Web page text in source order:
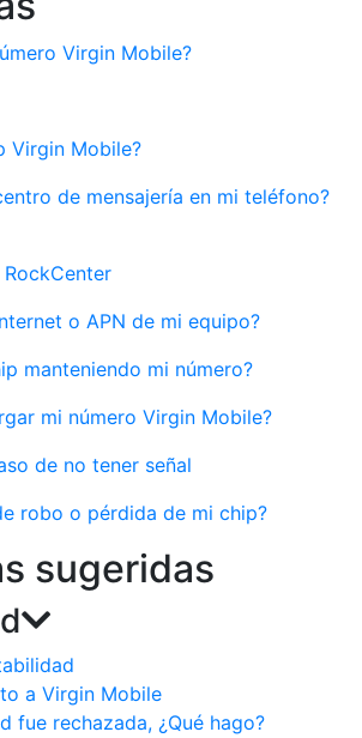
Virgin Mobile?
Virgin Mobile?
de mensajería en mi teléfono?
o APN de mi equipo?
manteniendo mi número?
mi número Virgin Mobile?
de no tener señal
robo o pérdida de mi chip?
sugeridas
a Virgin Mobile
fue rechazada, ¿Qué hago?